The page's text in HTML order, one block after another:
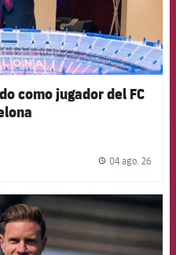
como jugador del FC
04 ago. 26
FCB Barcelona badge